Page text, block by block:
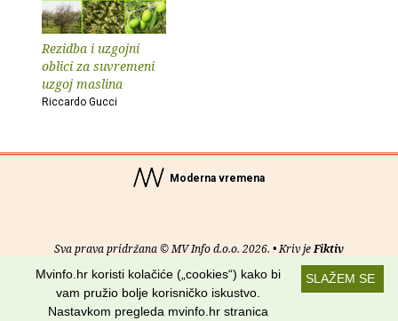
Rezidba i uzgojni
oblici za suvremeni
uzgoj maslina
Riccardo Gucci
Moderna vremena
Sva prava pridržana © MV Info d.o.o. 2026. • Kriv jeFiktiv
Uvjeti korištenja RSS kanali
Potraži nas na:
SLAŽEM SE
Mvinfo.hr koristi kolačiće („cookies“) kako bi
vam pružio bolje korisničko iskustvo.
Nastavkom pregleda mvinfo.hr stranica